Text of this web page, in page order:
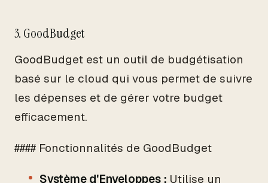
3. GoodBudget
GoodBudget est un outil de budgétisation
basé sur le cloud qui vous permet de suivre
les dépenses et de gérer votre budget
efficacement.
#### Fonctionnalités de GoodBudget
Système d'Enveloppes : Utilise un